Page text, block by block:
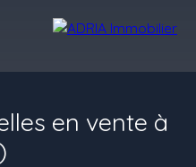
en vente à